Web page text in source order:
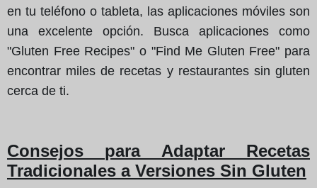
en tu teléfono o tableta, las aplicaciones móviles son
una excelente opción. Busca aplicaciones como
"Gluten Free Recipes" o "Find Me Gluten Free" para
encontrar miles de recetas y restaurantes sin gluten
cerca de ti.
Consejos para Adaptar Recetas
Tradicionales a Versiones Sin Gluten